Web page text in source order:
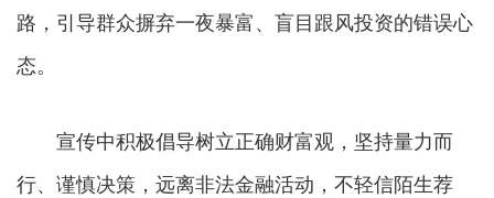
路，引导群众摒弃一夜暴富、盲目跟风投资的错误心
态。
宣传中积极倡导树立正确财富观，坚持量力而
行、谨慎决策，远离非法金融活动，不轻信陌生荐